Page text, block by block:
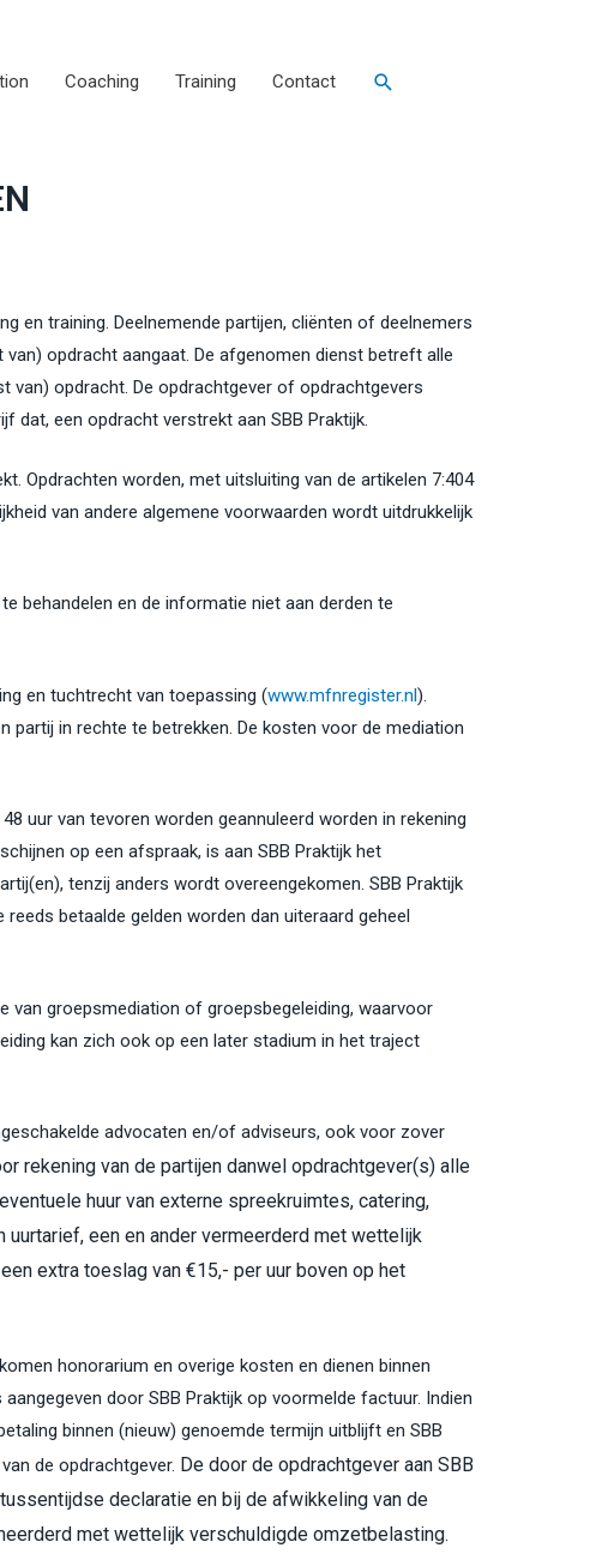
Coaching Training Contact
en training. Deelnemende partijen, cliënten of deelnemers
van) opdracht aangaat. De afgenomen dienst betreft alle
van) opdracht. De opdrachtgever of opdrachtgevers
dat, een opdracht verstrekt aan SBB Praktijk.
Opdrachten worden, met uitsluiting van de artikelen 7:404
van andere algemene voorwaarden wordt uitdrukkelijk
behandelen en de informatie niet aan derden te
en tuchtrecht van toepassing (www.mfnregister.nl).
partij in rechte te betrekken. De kosten voor de mediation
uur van tevoren worden geannuleerd worden in rekening
op een afspraak, is aan SBB Praktijk het
tenzij anders wordt overeengekomen. SBB Praktijk
betaalde gelden worden dan uiteraard geheel
van groepsmediation of groepsbegeleiding, waarvoor
kan zich ook op een later stadium in het traject
advocaten en/of adviseurs, ook voor zover
rekening van de partijen danwel opdrachtgever(s) alle
huur van externe spreekruimtes, catering,
een en ander vermeerderd met wettelijk
extra toeslag van €15,- per uur boven op het
honorarium en overige kosten en dienen binnen
door SBB Praktijk op voormelde factuur. Indien
binnen (nieuw) genoemde termijn uitblijft en SBB
de opdrachtgever. De door de opdrachtgever aan SBB
declaratie en bij de afwikkeling van de
met wettelijk verschuldigde omzetbelasting.